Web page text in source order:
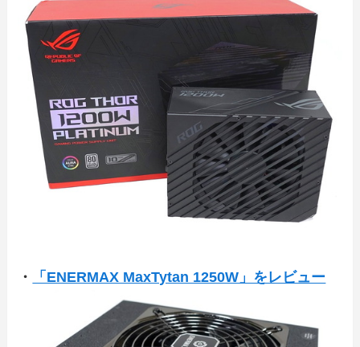
・ 「ENERMAX MaxTytan 1250W」をレビュー